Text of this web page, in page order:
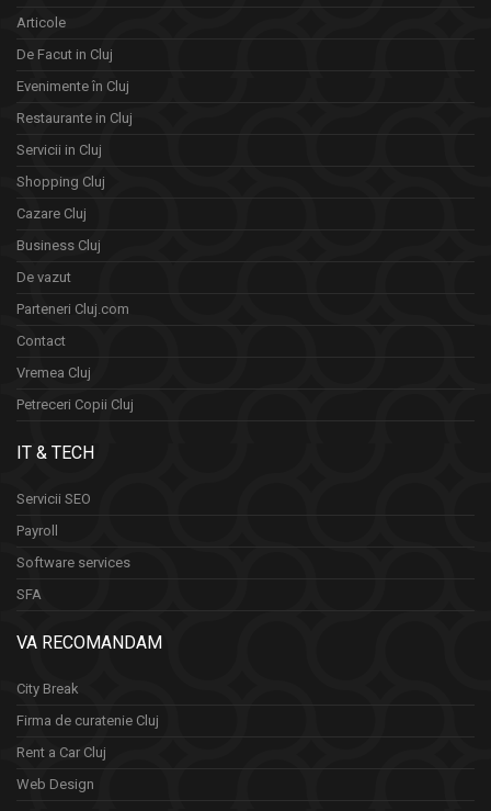
Articole
De Facut in Cluj
Evenimente în Cluj
Restaurante in Cluj
Servicii in Cluj
Shopping Cluj
Cazare Cluj
Business Cluj
De vazut
Parteneri Cluj.com
Contact
Vremea Cluj
Petreceri Copii Cluj
IT & TECH
Servicii SEO
Payroll
Software services
SFA
VA RECOMANDAM
City Break
Firma de curatenie Cluj
Rent a Car Cluj
Web Design